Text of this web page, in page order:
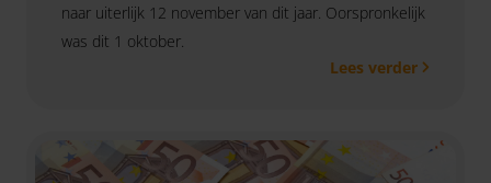
naar uiterlijk 12 november van dit jaar. Oorspronkelijk
was dit 1 oktober.
Lees verder